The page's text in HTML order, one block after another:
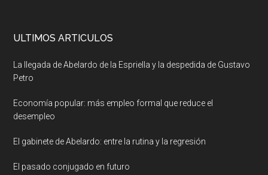
ULTIMOS ARTICULOS
La llegada de Abelardo de la Espriella y la despedida de Gustavo
Petro
Economía popular: más empleo formal que reduce el
desempleo
El gabinete de Abelardo: entre la rutina y la regresión
El pasado conjugado en futuro